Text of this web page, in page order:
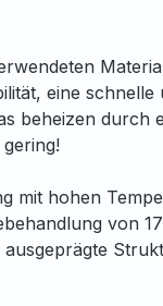
eine schnelle
beheizen durch
mit hohen
von